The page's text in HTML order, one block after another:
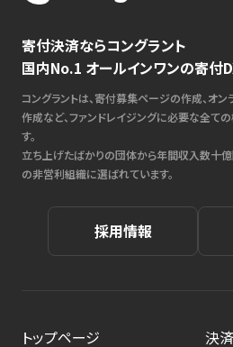
寄付決済ならコングラント
国内No.1 オールインワンの寄付
コングラントは、寄付募集ページの作成、オ
作成など、ファンドレイジングに必要な全て
す。
立ち上げたばかりの団体から年間収入数十
の非営利組織に選ばれています。
採用情報
トップページ
決